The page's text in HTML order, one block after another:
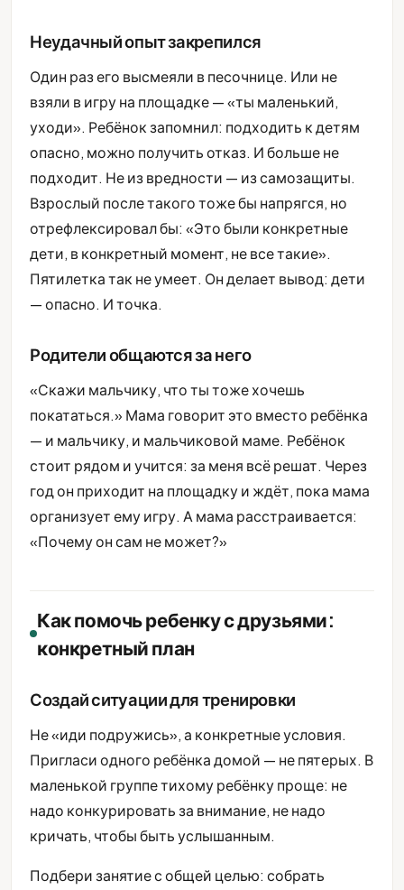
Неудачный опыт закрепился
Один раз его высмеяли в песочнице. Или не
взяли в игру на площадке — «ты маленький,
уходи». Ребёнок запомнил: подходить к детям
опасно, можно получить отказ. И больше не
подходит. Не из вредности — из самозащиты.
Взрослый после такого тоже бы напрягся, но
отрефлексировал бы: «Это были конкретные
дети, в конкретный момент, не все такие».
Пятилетка так не умеет. Он делает вывод: дети
— опасно. И точка.
Родители общаются за него
«Скажи мальчику, что ты тоже хочешь
покататься.» Мама говорит это вместо ребёнка
— и мальчику, и мальчиковой маме. Ребёнок
стоит рядом и учится: за меня всё решат. Через
год он приходит на площадку и ждёт, пока мама
организует ему игру. А мама расстраивается:
«Почему он сам не может?»
Как помочь ребенку с друзьями:
конкретный план
Создай ситуации для тренировки
Не «иди подружись», а конкретные условия.
Пригласи одного ребёнка домой — не пятерых. В
маленькой группе тихому ребёнку проще: не
надо конкурировать за внимание, не надо
кричать, чтобы быть услышанным.
Подбери занятие с общей целью: собрать